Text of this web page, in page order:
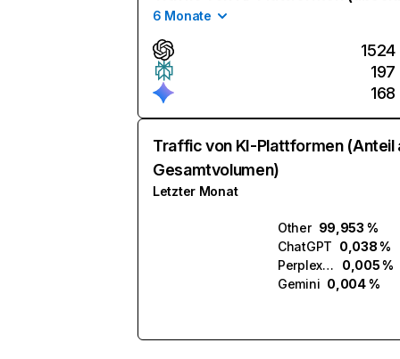
6 Monate
1524
197
168
Traffic von KI-Plattformen (Anteil
Gesamtvolumen)
Letzter Monat
Other 99,953 %
ChatGPT 0,038 %
Perplexity
0,005 %
Gemini 0,004 %